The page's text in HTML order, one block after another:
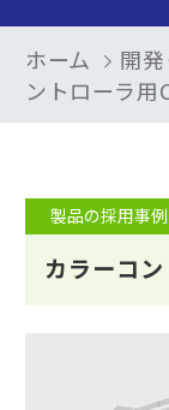
ホーム 開
ントローラ
製品の採用事例
カラーコ